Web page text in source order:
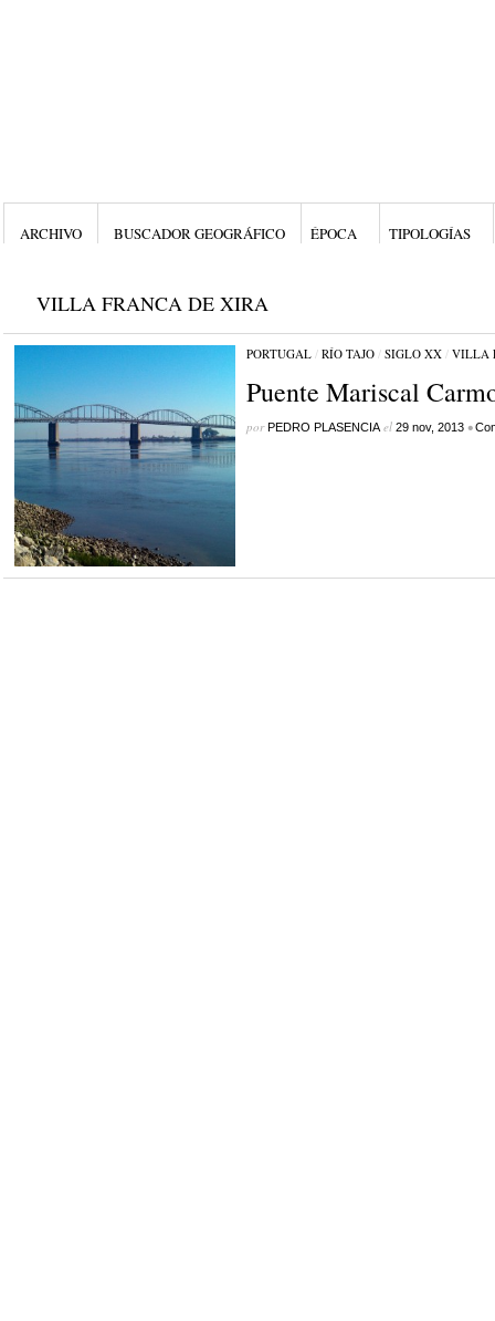
ARCHIVO BUSCADOR GEOGRÁFICO ÉPOCA TIPOLOGÍAS
VILLA FRANCA DE XIRA
PORTUGAL/ RÍO TAJO/ SIGLO XX/ VILLA
Puente Mariscal
porPEDRO PLASENCIAel 29 nov, 2013 •